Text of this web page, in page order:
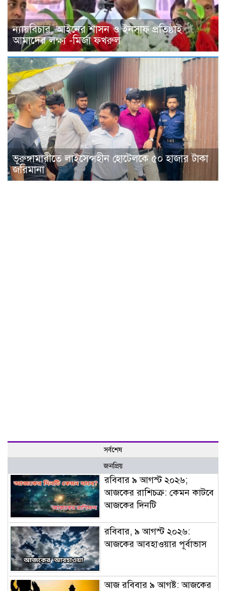
ন্যায়বিচার, আইনের শাসন ও ইনসাফ প্রতিষ্ঠাই
আমাদের লক্ষ্য -মির্জা ফখরুল
ভূরুঙ্গামারীতে লাইসেন্সহীন হোটেলকে ৫০ হাজার টাকা
জরিমানা
সর্বশেষ
জনপ্রিয়
রবিবার ৯ আগস্ট ২০২৬;
আজকের রাশিচক্র: কেমন কাটবে
আজকের দিনটি
রবিবার, ৯ আগস্ট ২০২৬:
আজকের আবহাওয়ার পূর্বাভাস
আজ রবিবার ৯ আগষ্ট: আজকের